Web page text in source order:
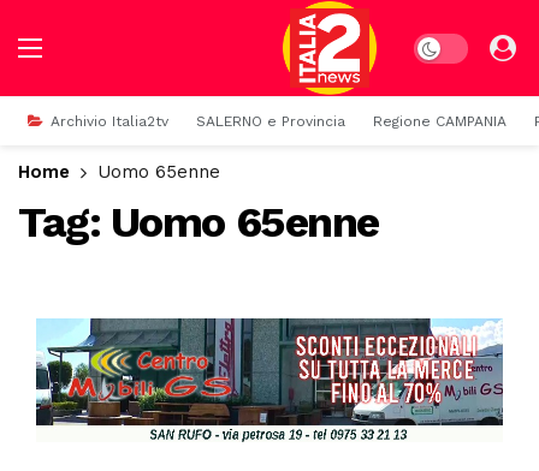
Dark mode
Archivio Italia2tv SALERNO e Provincia Regione CAMPANIA
Home Uomo 65enne
Tag: Uomo 65enne